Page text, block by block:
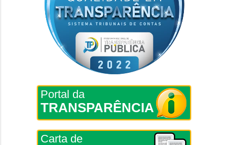
Portal da
TRANSPARÊNCIA
Carta de